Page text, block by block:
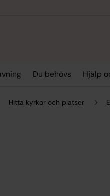
Du behövs Hjälp
Hitta kyrkor och platser